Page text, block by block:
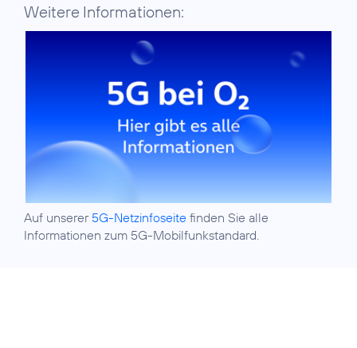
Weitere Informationen:
Auf unserer 5G-Netzinfoseite finden Sie alle
Informationen zum 5G-Mobilfunkstandard.